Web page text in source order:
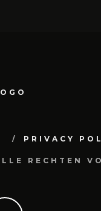
PRIVACY
RECHTEN